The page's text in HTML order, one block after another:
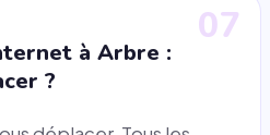
07
à Arbre :
?